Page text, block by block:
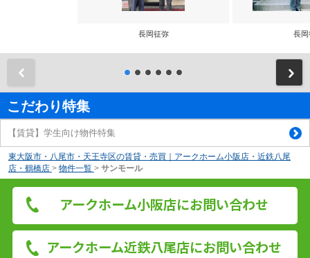
長岡征弥 長岡
こだわり特集
【賃貸】学生向け物件特集
東大阪市・八尾市・天王寺区の賃貸・売買｜アークホーム小阪店・近鉄八尾
店・鶴橋店 > 物件一覧 > サンモール
アークホーム小阪店にお問い合わせ
アークホーム近鉄八尾店にお問い合わせ